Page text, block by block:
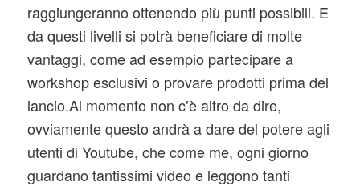
raggiungeranno ottenendo più punti possibili. E
da questi livelli si potrà beneficiare di molte
vantaggi, come ad esempio partecipare a
workshop esclusivi o provare prodotti prima del
lancio.Al momento non c’è altro da dire,
ovviamente questo andrà a dare del potere agli
utenti di Youtube, che come me, ogni giorno
guardano tantissimi video e leggono tanti